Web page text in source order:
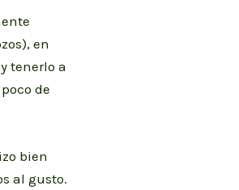
en
tenerlo a
de
bien
al gusto.